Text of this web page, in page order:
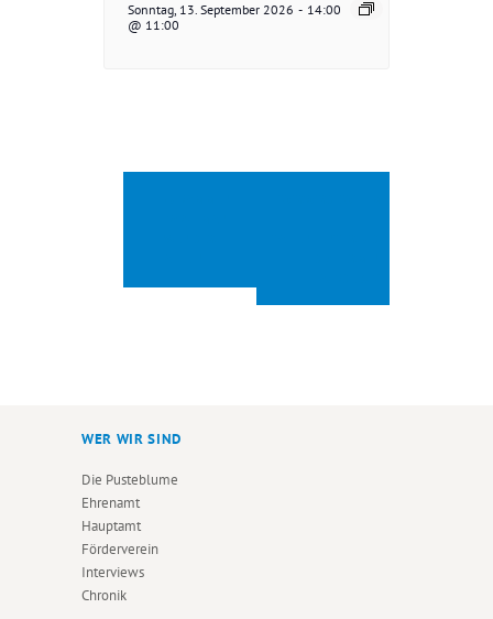
Sonntag, 13. September 2026
@ 11:00
- 14:00
WER WIR SIND
Die Pusteblume
Ehrenamt
Hauptamt
Förderverein
Interviews
Chronik